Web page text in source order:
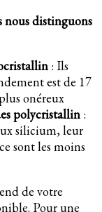
nous distinguons
: Ils
est de 17
onéreux
polycristallin :
silicium, leur
sont les moins
de votre
Pour une